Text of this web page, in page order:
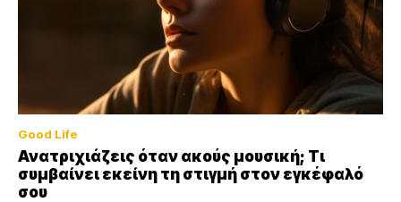
Good Life
Ανατριχιάζεις όταν ακούς μουσική; Τι
συμβαίνει εκείνη τη στιγμή στον εγκέφαλό
σου